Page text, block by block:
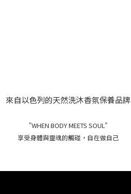
來自以色列的天然洗沐香氛保養品牌
"WHEN BODY MEETS SOUL"
享受身體與靈魂的觸碰，自在做自己